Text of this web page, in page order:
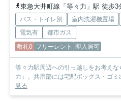
東急大井町線「等々力」駅 徒歩3
バス・トイレ別 室内洗濯機置場
電気有
都市ガス
敷礼0 フリーレント 即入居可
等々力駅周辺への引っ越しをお考えな
力」。共用部には宅配ボックス・ゴ
見る